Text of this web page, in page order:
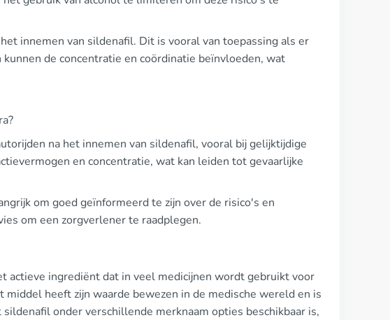
innemen van sildenafil. Dit is vooral van toepassing als er
de concentratie en coördinatie beïnvloeden, wat
na het innemen van sildenafil, vooral bij gelijktijdige
en concentratie, wat kan leiden tot gevaarlijke
om goed geïnformeerd te zijn over de risico's en
om een zorgverlener te raadplegen.
actieve ingrediënt dat in veel medicijnen wordt gebruikt voor
heeft zijn waarde bewezen in de medische wereld en is
onder verschillende merknaam opties beschikbaar is,